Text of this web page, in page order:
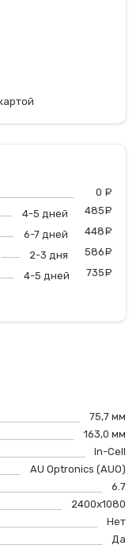
0
4-5 дней 485
6-7 дней 448
2-3 дня 586
4-5 дней 735
75,7 мм
163,0 мм
In-Cell
AU Optronics (AUO)
6.7
2400x1080
Нет
Да